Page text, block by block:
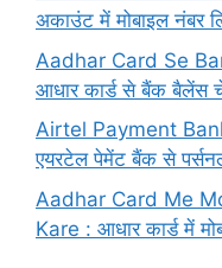
अकाउंट में मोबाइल नंबर
Aadhar Card Se
आधार कार्ड से बैंक बैलेंस
Airtel Payment
एयरटेल पेमेंट बैंक से
Aadhar Card Me
Kare : आधार कार्ड में